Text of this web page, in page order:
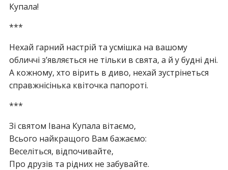
Купала!
***
Нехай гарний настрій та усмішка на вашому
обличчі з’являється не тільки в свята, а й у будні дні.
А кожному, хто вірить в диво, нехай зустрінеться
справжнісінька квіточка папороті.
***
Зі святом Івана Купала вітаємо,
Всього найкращого Вам бажаємо:
Веселіться, відпочивайте,
Про друзів та рідних не забувайте.